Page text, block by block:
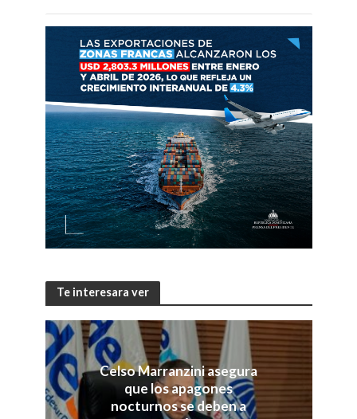
Te interesara ver
Celso Marranzini asegura
que los apagones
nocturnos se deben a